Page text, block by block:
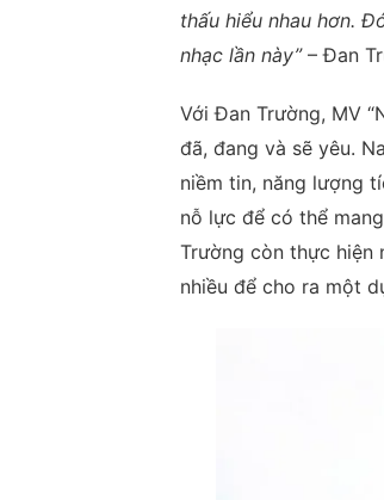
thấu hiểu nhau hơn.
nhạc lần này”– Đan
Với Đan Trường, MV
đã, đang và sẽ yêu.
niềm tin, năng lượng
nỗ lực để có thể
Trường còn thực hiện
nhiều để cho ra một